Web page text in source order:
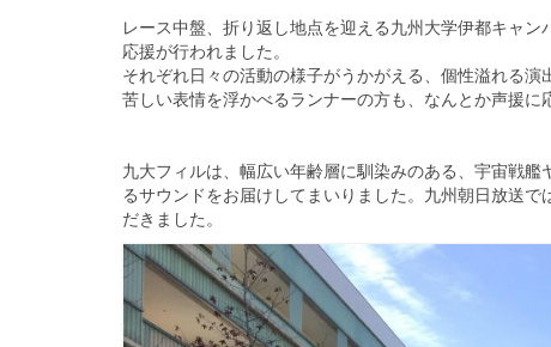
レース中盤、折り返し地点を迎える九州大学伊都キャン
応援が行われました。
それぞれ日々の活動の様子がうかがえる、 個性溢れる演
苦しい表情を浮かべるランナーの方も、 なんとか声援に
九大フィルは、幅広い年齢層に馴染みのある、 宇宙戦艦
るサウンドをお届けしてまいりました。 九州朝日放送で
だきました。